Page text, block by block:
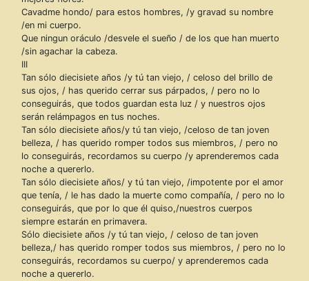
Cavadme hondo/ para estos hombres, /y gravad su nombre
/en mi cuerpo.
Que ningun oráculo /desvele el sueño / de los que han muerto
/sin agachar la cabeza.
III
Tan sólo diecisiete años /y tú tan viejo, / celoso del brillo de
sus ojos, / has querido cerrar sus párpados, / pero no lo
conseguirás, que todos guardan esta luz / y nuestros ojos
serán relámpagos en tus noches.
Tan sólo diecisiete años/y tú tan viejo, /celoso de tan joven
belleza, / has querido romper todos sus miembros, / pero no
lo conseguirás, recordamos su cuerpo /y aprenderemos cada
noche a quererlo.
Tan sólo diecisiete años/ y tú tan viejo, /impotente por el amor
que tenía, / le has dado la muerte como compañía, / pero no lo
conseguirás, que por lo que él quiso,/nuestros cuerpos
siempre estarán en primavera.
Sólo diecisiete años /y tú tan viejo, / celoso de tan joven
belleza,/ has querido romper todos sus miembros, / pero no lo
conseguirás, recordamos su cuerpo/ y aprenderemos cada
noche a quererlo.